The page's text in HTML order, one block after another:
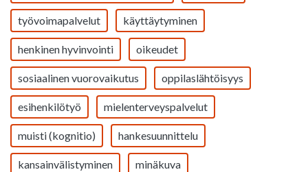
työvoimapalvelut käyttäytyminen
henkinen hyvinvointi oikeudet
sosiaalinen vuorovaikutus oppilaslähtöisyys
esihenkilötyö mielenterveyspalvelut
muisti (kognitio) hankesuunnittelu
kansainvälistyminen minäkuva